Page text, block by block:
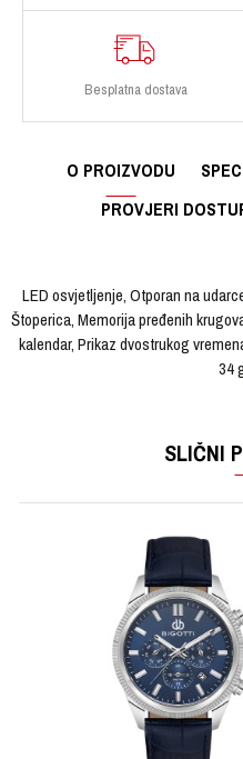
Besplatna dostava
O PROIZVODU
PROVJERI
LED osvjetljenje, Otporan na
Štoperica, Memorija pređenih
kalendar, Prikaz dvostrukog
34
Materijal sata
Materijal narukvice
SLIČNI